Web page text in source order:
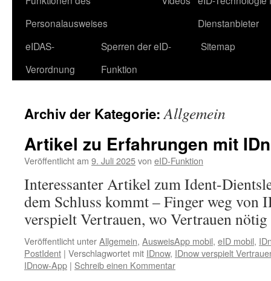
Personalausweises
Dienstanbieter
eIDAS-
Verordnung
Sperren der eID-
Funktion
Sitemap
Archiv der Kategorie:Allgemein
Artikel zu Erfahrungen mit
Veröffentlicht am 9. Juli 2025von eID-Funktion
Interessanter Artikel zum Ident-
dem Schluss kommt – Finger weg von
verspielt Vertrauen, wo Vertrauen
Veröffentlicht unterAllgemein, AusweisApp mobil, eID mobil,
PostIdent | Verschlagwortet mit IDnow, IDnow verspielt
IDnow-App | Schreib einen Kommentar